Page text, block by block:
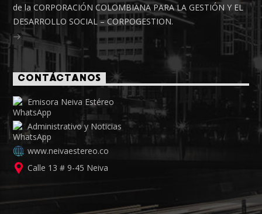
de la CORPORACIÓN COLOMBIANA PARA LA GESTIÓN Y EL
DESARROLLO SOCIAL – CORPOGESTION.
CONTÁCTANOS
Emisora Neiva Estéreo
Administrativo y Noticias
www.neivaestereo.co
Calle 13 # 9-45 Neiva